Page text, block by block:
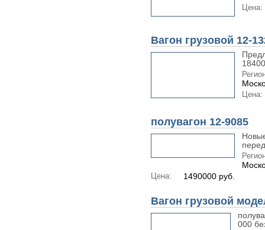
Цена:
Вагон грузовой 12-
Цена:
полувагон 12-9085
Цена: 1490000 руб.
Вагон грузовой
000